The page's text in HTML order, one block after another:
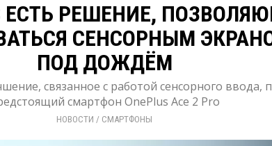
ЕСТЬ РЕШЕНИЕ,
СЕНСОРНЫМ
ПОД ДОЖДЁМ
связанное с работой сенсорного ввода,
смартфон OnePlus Ace 2 Pro
НОВОСТИ / СМАРТФОНЫ